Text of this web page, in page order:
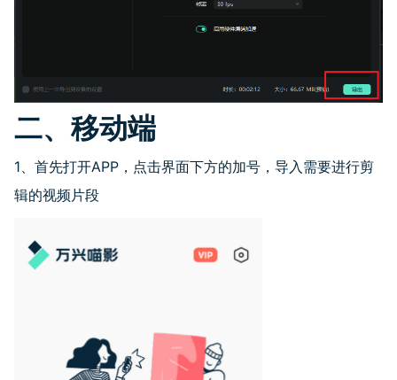
二、移动端
1、首先打开APP，点击界面下方的加号，导入需要进行剪
辑的视频片段